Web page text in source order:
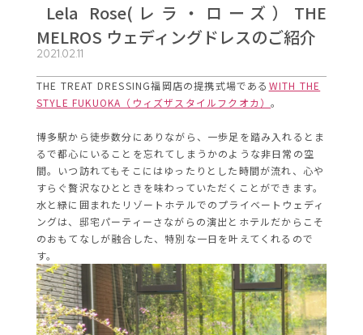
Lela Rose(レラ・ローズ）THE
MELROS ウェディングドレスのご紹介
2021.02.11
THE TREAT DRESSING福岡店の提携式場である WITH THE
STYLE FUKUOKA（ウィズザスタイルフクオカ）。
博多駅から徒歩数分にありながら、一歩足を踏み入れるとま
るで都心にいることを忘れてしまうかのような非日常の空
間。いつ訪れてもそこにはゆったりとした時間が流れ、心や
すらぐ贅沢なひとときを味わっていただくことができます。
水と緑に囲まれたリゾートホテルでのプライベートウェディ
ングは、邸宅パーティーさながらの演出とホテルだからこそ
のおもてなしが融合した、特別な一日を叶えてくれるので
す。